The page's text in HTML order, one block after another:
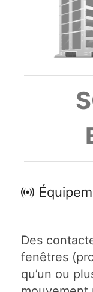
Des
fenêtres
qu’un ou